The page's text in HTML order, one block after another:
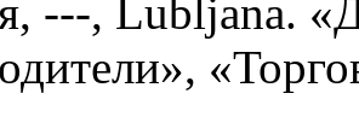
---, Lubljana.